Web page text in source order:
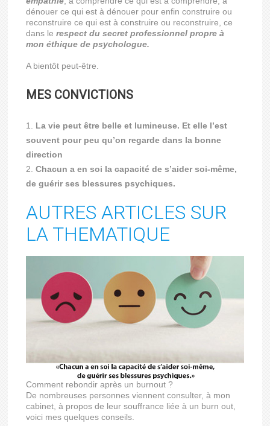
dénouer ce qui est à dénouer pour enfin construire ou
reconstruire ce qui est à construire ou reconstruire, ce
dans lerespect du secret professionnel propre à
mon éthique de psychologue.
A bientôt peut-être.
MES CONVICTIONS
La vie peut être belle et lumineuse. Et elle l’est
souvent pour peu qu’on regarde dans la bonne
direction
Chacun a en soi la capacité de s’aider soi-même,
de guérir ses blessures psychiques.
AUTRES ARTICLES SUR
LA THEMATIQUE
Comment rebondir après un burnout ?
De nombreuses personnes viennent consulter, à mon
cabinet, à propos de leur souffrance liée à un burn out,
voici mes quelques conseils.